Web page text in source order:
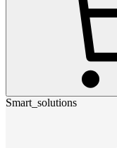
Smart_solutions